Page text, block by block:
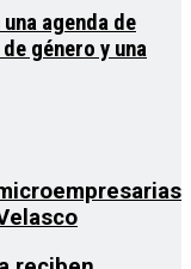
agenda de
género y una